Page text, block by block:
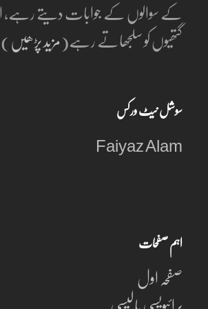
کے سوالوں کے جوابات دیتے
گتھیوں کو سلجھاتے رہے(مزید پڑھیں)
سوشل نیٹ ورکس
Faiyaz Alam
اہم صفحات
صفحہ اول